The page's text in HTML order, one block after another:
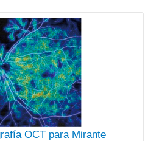
OCT para Mirante